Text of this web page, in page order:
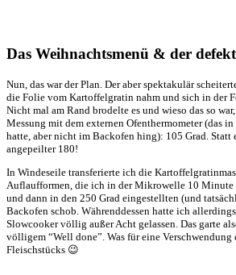
Das Weihnachtsmenü & der
Nun, das war der Plan. Der aber spektakulär
die Folie vom Kartoffelgratin nahm und sich in der
Nicht mal am Rand brodelte es und wieso das so
Messung mit dem externen Ofenthermometer (das
hatte, aber nicht im Backofen hing): 105 Grad. Statt
angepeilter 180!
In Windeseile transferierte ich die
Auflaufformen, die ich in der Mikrowelle 10
und dann in den 250 Grad eingestellten (und
Backofen schob. Währenddessen hatte ich
Slowcooker völlig außer Acht gelassen. Das garte
völligem “Well done”. Was für eine
Fleischstücks 😉